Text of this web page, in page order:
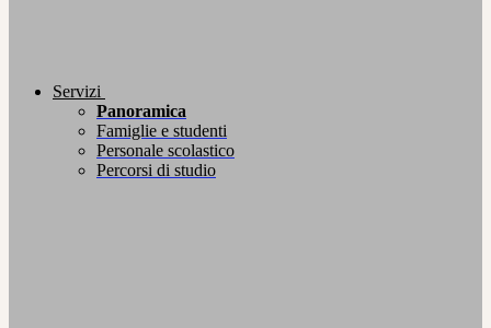
Servizi
Panoramica
Famiglie e studenti
Personale scolastico
Percorsi di studio